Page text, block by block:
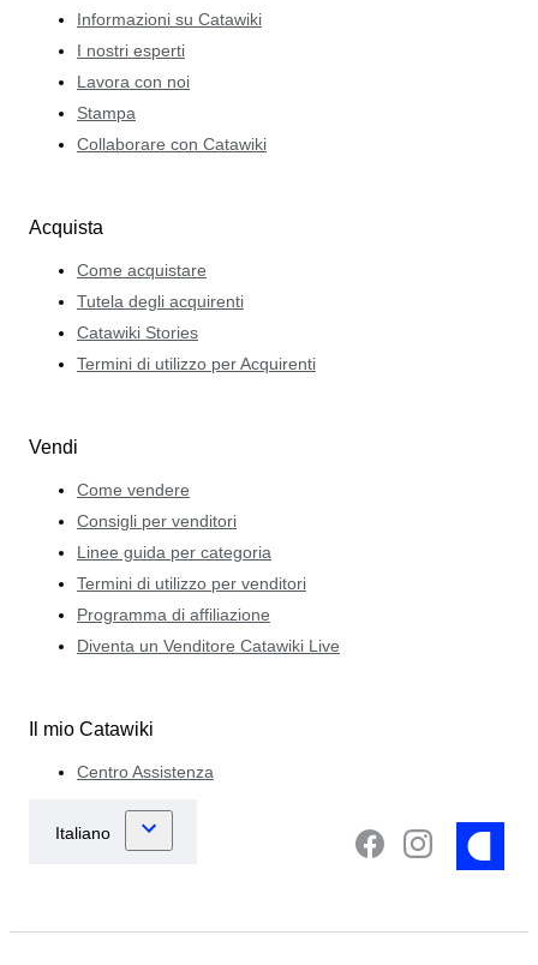
Informazioni su Catawiki
I nostri esperti
Lavora con noi
Stampa
Collaborare con Catawiki
Acquista
Come acquistare
Tutela degli acquirenti
Catawiki Stories
Termini di utilizzo per Acquirenti
Vendi
Come vendere
Consigli per venditori
Linee guida per categoria
Termini di utilizzo per venditori
Programma di affiliazione
Diventa un Venditore Catawiki Live
Il mio Catawiki
Centro Assistenza